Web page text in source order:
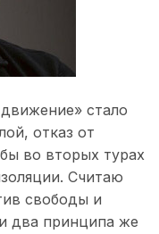
стало
отказ от
во вторых турах
Считаю
свободы и
два принципа же